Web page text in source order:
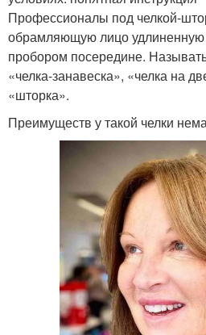
Профессионалы под челкой-
обрамляющую лицо
пробором посередине.
«челка-занавеска», «челка на
«шторка».
Преимуществ у такой челки